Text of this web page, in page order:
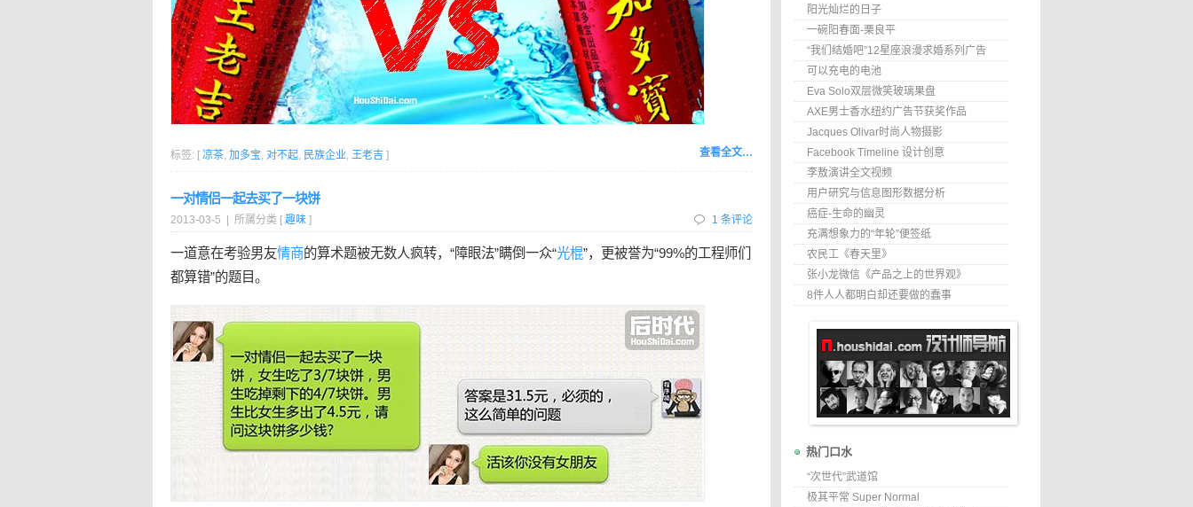
查看全文…
标签: [ 凉茶, 加多宝, 对不起, 民族企业, 王老吉 ]
一对情侣一起去买了一块饼
2013-03-5 | 所属分类 [ 趣味 ] 1 条评论
一道意在考验男友情商的算术题被无数人疯转，“障眼法”瞒倒一众“光棍”，更被誉为“99%的工程师们
都算错”的题目。
阳光灿烂的日子
一碗阳春面-栗良平
“我们结婚吧”12星座浪漫求婚系列广告
可以充电的电池
Eva Solo双层微笑玻璃果盘
AXE男士香水纽约广告节获奖作品
Jacques Olivar时尚人物摄影
Facebook Timeline 设计创意
李敖演讲全文视频
用户研究与信息图形数据分析
癌症-生命的幽灵
充满想象力的“年轮”便签纸
农民工《春天里》
张小龙微信《产品之上的世界观》
8件人人都明白却还要做的蠢事
热门口水
“次世代”武道馆
极其平常 Super Normal